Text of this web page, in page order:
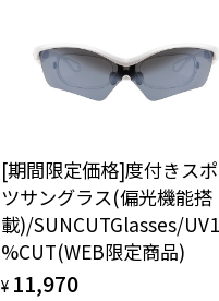
[期間限定価格]度付きス
ツサングラス(偏光機能搭
載)/SUNCUTGlasses/
%CUT(WEB限定商品)
¥ 11,970